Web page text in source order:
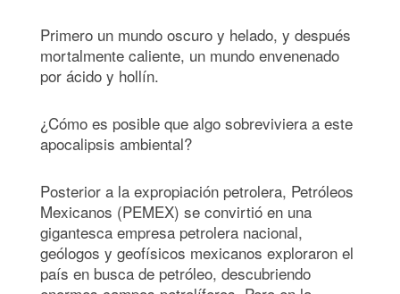
Primero un mundo oscuro y helado, y después
mortalmente caliente, un mundo envenenado
por ácido y hollín.
¿Cómo es posible que algo sobreviviera a este
apocalipsis ambiental?
Posterior a la expropiación petrolera, Petróleos
Mexicanos (PEMEX) se convirtió en una
gigantesca empresa petrolera nacional,
geólogos y geofísicos mexicanos exploraron el
país en busca de petróleo, descubriendo